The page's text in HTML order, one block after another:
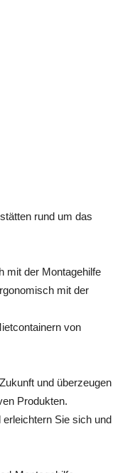
rund um das
mit der Montagehilfe
mit der
von
und überzeugen
Produkten.
Sie sich und